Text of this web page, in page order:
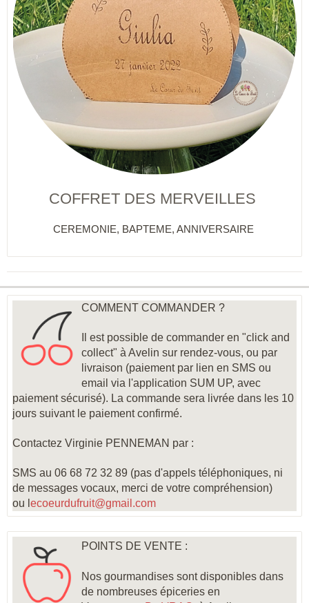
COFFRET DES MERVEILLES
CEREMONIE, BAPTEME, ANNIVERSAIRE
COMMENT COMMANDER ?
Il est possible de commander en "click and
collect" à Avelin sur rendez-vous, ou par
livraison (paiement par lien en SMS ou
email via l'application SUM UP, avec
paiement sécurisé). La commande sera livrée dans les 10
jours suivant le paiement confirmé.
Contactez Virginie PENNEMAN par :
SMS au 06 68 72 32 89 (pas d'appels téléphoniques, ni
de messages vocaux, merci de votre compréhension)
ou l ecoeurdufruit@gmail.com
POINTS DE VENTE :
Nos gourmandises sont disponibles dans
de nombreuses épiceries en